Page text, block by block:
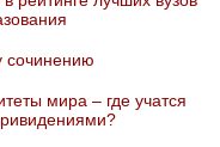
сочинению
мира – где учатся